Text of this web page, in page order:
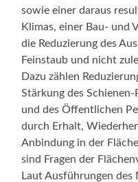
sowie einer daraus
Klimas, einer Bau- und
die Reduzierung des
Feinstaub und nicht
Dazu zählen
Stärkung des
und des Öffentlichen
durch Erhalt,
Anbindung in der
sind Fragen der
Laut Ausführungen